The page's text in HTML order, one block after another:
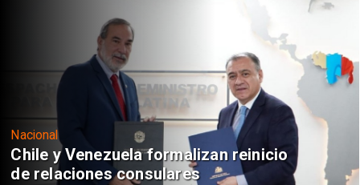
Nacional
Chile y Venezuela formalizan reinicio
de relaciones consulares